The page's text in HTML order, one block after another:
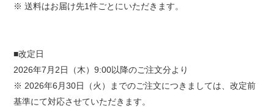
※ 送料はお届け先1件ごとにいただきます。
■改定日
2026年7月2日（木）9:00以降のご注文分より
※ 2026年6月30日（火）までのご注文につきましては、改定前
基準にて対応させていただきます。